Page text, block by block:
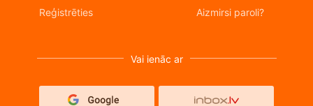
Reģistrēties Aizmirsi paroli?
Vai ienāc ar